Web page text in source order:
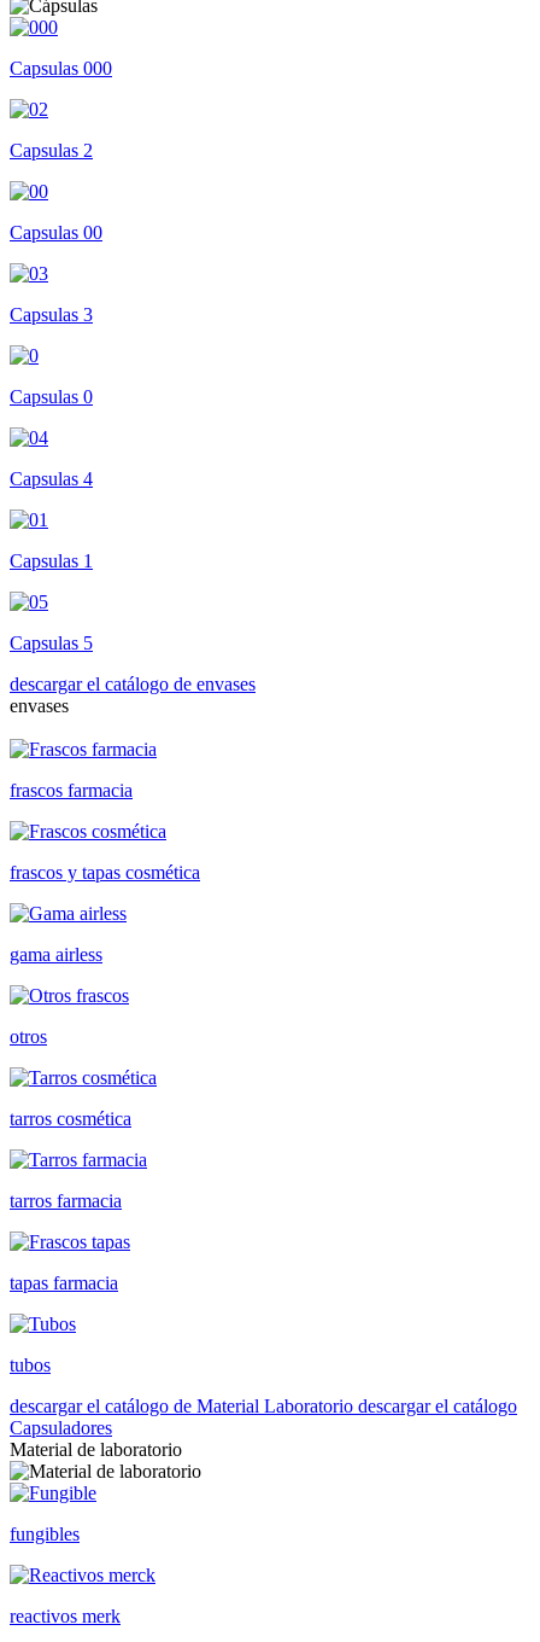
Capsulas 000
Capsulas 2
Capsulas 00
Capsulas 3
Capsulas 0
Capsulas 4
Capsulas 1
Capsulas 5
descargar el catálogo de envases
envases
frascos farmacia
frascos y tapas cosmética
gama airless
otros
tarros cosmética
tarros farmacia
tapas farmacia
tubos
descargar el catálogo de Material Laboratorio descargar el catálogo
Capsuladores
Material de laboratorio
fungibles
reactivos merk